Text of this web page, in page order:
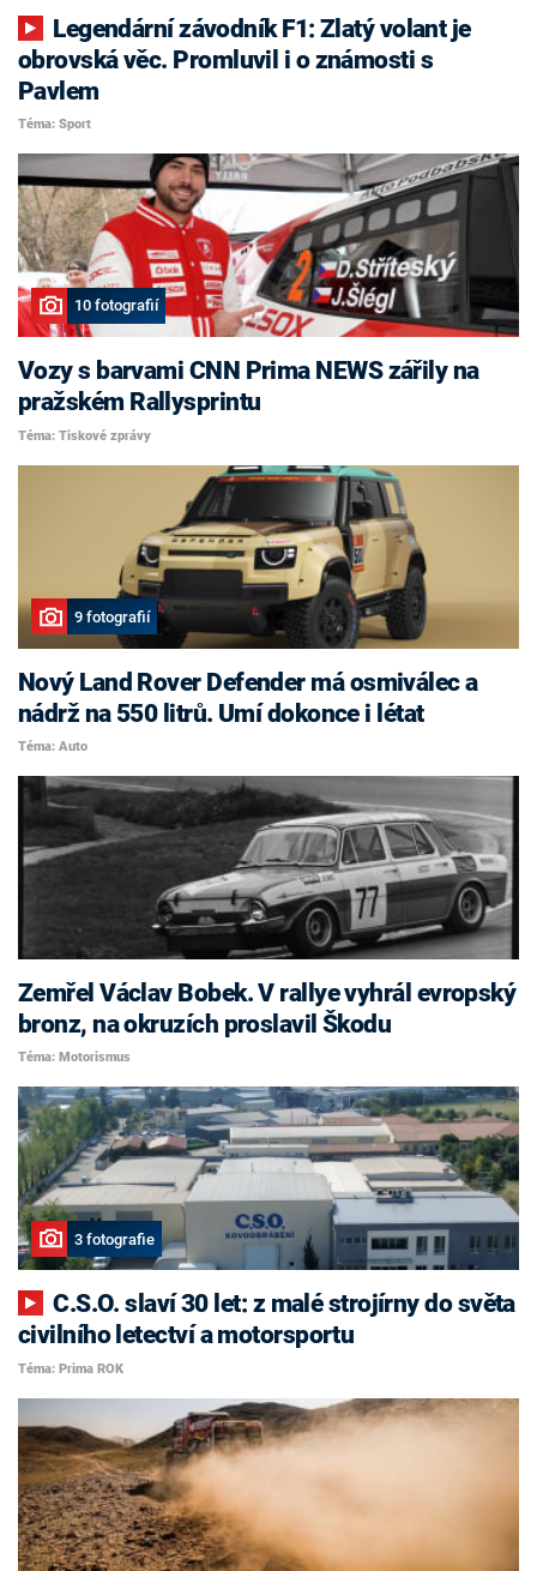
obrovská věc. Promluvil i o známosti s
Pavlem
Téma: Sport
10 fotografií
Vozy s barvami CNN Prima NEWS zářily na
pražském Rallysprintu
Téma: Tiskové zprávy
9 fotografií
Nový Land Rover Defender má osmiválec a
nádrž na 550 litrů. Umí dokonce i létat
Téma: Auto
Zemřel Václav Bobek. V rallye vyhrál evropský
bronz, na okruzích proslavil Škodu
Téma: Motorismus
3 fotografie
C.S.O. slaví 30 let: z malé strojírny do světa
civilního letectví a motorsportu
Téma: Prima ROK